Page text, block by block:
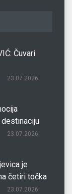
Čuvari
23.07.2026.
23.07.2026.
je
četiri točka
23.07.2026.